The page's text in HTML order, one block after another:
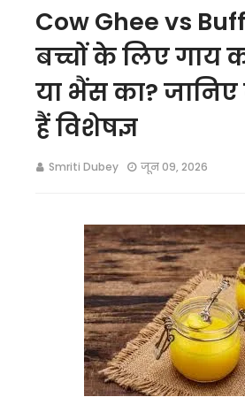
Cow Ghee vs
बच्चों के लिए गाय
या भैंस का?
हैं विशेषज्ञ
Smriti Dubey जून 09, 2026